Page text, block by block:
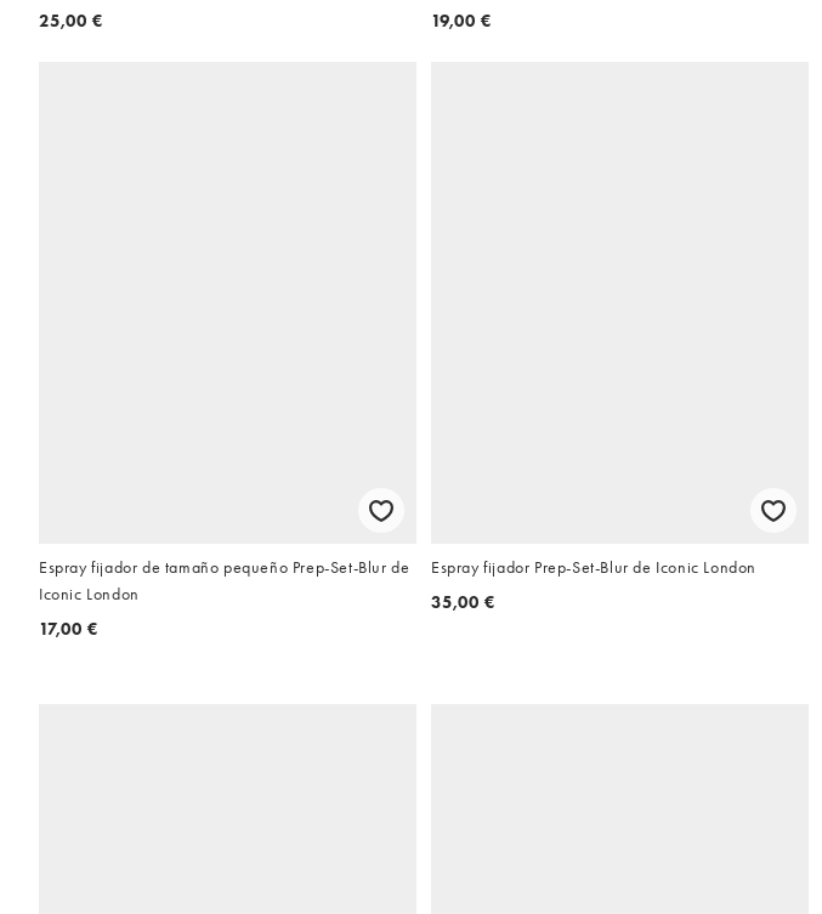
25,00 €
19,00 €
Espray fijador de tamaño pequeño Prep-Set-Blur de
Iconic London
17,00 €
Espray fijador Prep-Set-Blur de Iconic London
35,00 €